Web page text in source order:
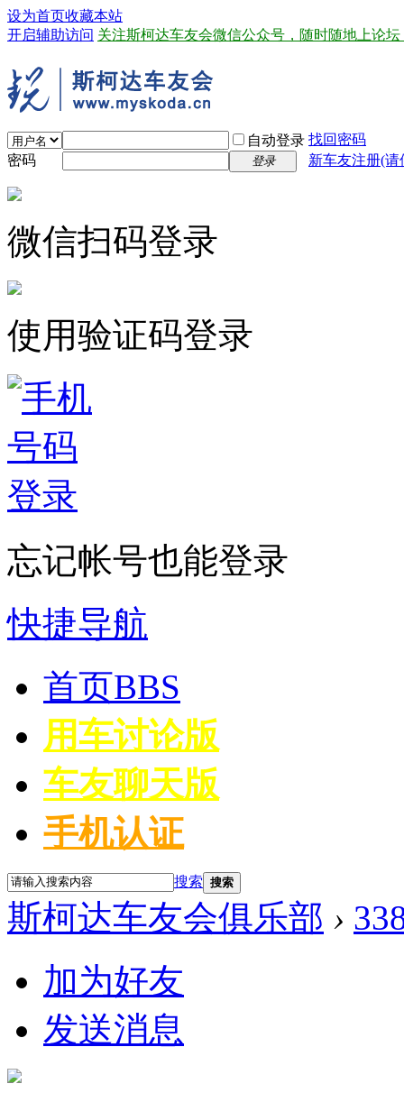
设为首页收藏本站
开启辅助访问 关注斯柯达车友会微信公众号，随时随地上论坛
自动登录 找回密码
密码
登录 新车友注册(请
微信扫码登录
使用验证码登录
忘记帐号也能登录
快捷导航
首页BBS
用车讨论版
车友聊天版
手机认证
搜索 搜索
斯柯达车友会俱乐部 ›
加为好友
发送消息